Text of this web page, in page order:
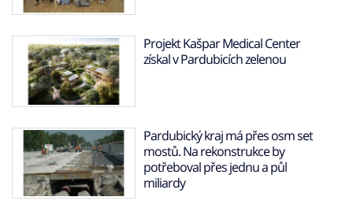
Projekt Kašpar Medical Center
získal v Pardubicích zelenou
Pardubický kraj má přes osm set
mostů. Na rekonstrukce by
potřeboval přes jednu a půl
miliardy